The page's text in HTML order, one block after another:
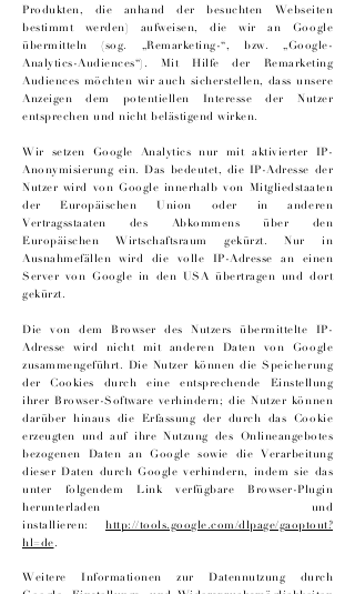
Produkten, die anhand der besuchten Webseiten
bestimmt werden) aufweisen, die wir an Google
übermitteln (sog. „Remarketing-“, bzw. „Google-
Analytics-Audiences“). Mit Hilfe der Remarketing
Audiences möchten wir auch sicherstellen, dass unsere
Anzeigen dem potentiellen Interesse der Nutzer
entsprechen und nicht belästigend wirken.
Wir setzen Google Analytics nur mit aktivierter IP-
Anonymisierung ein. Das bedeutet, die IP-Adresse der
Nutzer wird von Google innerhalb von Mitgliedstaaten
der Europäischen Union oder in anderen
Vertragsstaaten des Abkommens über den
Europäischen Wirtschaftsraum gekürzt. Nur in
Ausnahmefällen wird die volle IP-Adresse an einen
Server von Google in den USA übertragen und dort
gekürzt.
Die von dem Browser des Nutzers übermittelte IP-
Adresse wird nicht mit anderen Daten von Google
zusammengeführt. Die Nutzer können die Speicherung
der Cookies durch eine entsprechende Einstellung
ihrer Browser-Software verhindern; die Nutzer können
darüber hinaus die Erfassung der durch das Cookie
erzeugten und auf ihre Nutzung des Onlineangebotes
bezogenen Daten an Google sowie die Verarbeitung
dieser Daten durch Google verhindern, indem sie das
unter folgendem Link verfügbare Browser-Plugin
herunterladen und
installieren: http://tools.google.com/dlpage/gaoptout?
hl=de.
Weitere Informationen zur Datennutzung durch